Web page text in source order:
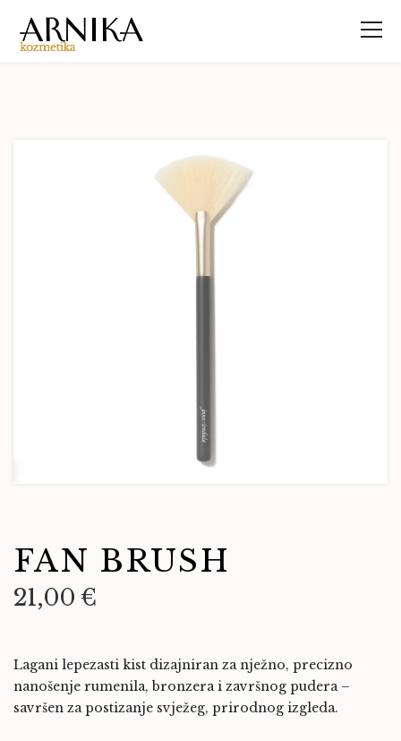
FAN BRUSH
21,00 €
Lagani lepezasti kist dizajniran za nježno, precizno
nanošenje rumenila, bronzera i završnog pudera –
savršen za postizanje svježeg, prirodnog izgleda.